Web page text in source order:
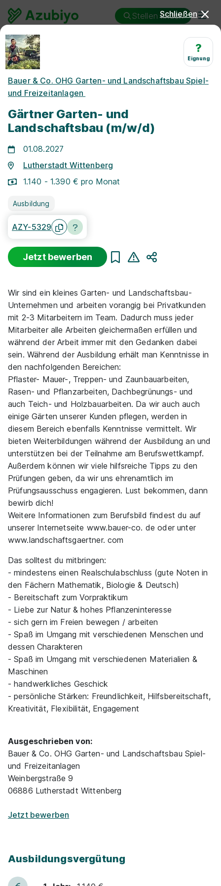
Stellen finden
Ausbildung
Landschaftsgärtner/in
Ausbildung
Landschaftsgärtner/in
Lutherstadt Wittenberg
Freie Stellen finden
Suche zurücksetzen
Infos zum Beruf Landschaftsgärtner
1 Ausbildungsplatz
Gärtner Garten- und Landschaftsbau (m/w/d)
Bauer & Co. OHG Garten- und Landschaftsbau Spiel- und
Freizeitanlagen
06886 Lutherstadt Wittenberg
1.140 - 1.390 € pro Monat
Landschaftsgärtner / Gärtner (m/w/d)
und Landschaftsbau Lichey Inh. Hagen Lichey
01.08.2027
06847 Dessau
1.140 - 1.390 € pro Monat
Garten-, Landschafts -und Sportplatzbau GmbH
01.08.2027
1.140 - 1.390 € pro Monat
Schließen
?
Eignung
Bauer & Co. OHG Garten- und Landschaftsbau Spiel-
und Freizeitanlagen
Gärtner Garten- und
Landschaftsbau (m/w/d)
01.08.2027
Lutherstadt Wittenberg
1.140 - 1.390 € pro Monat
Ausbildung
AZY-5329
Jetzt bewerben
Wir sind ein kleines Garten- und Landschaftsbau-
Unternehmen und arbeiten vorangig bei Privatkunden
mit 2-3 Mitarbeitern im Team. Dadurch muss jeder
Mitarbeiter alle Arbeiten gleichermaßen erfüllen und
während der Arbeit immer mit den Gedanken dabei
sein. Während der Ausbildung erhält man Kenntnisse in
den nachfolgenden Bereichen:
Pflaster- Mauer-, Treppen- und Zaunbauarbeiten,
Rasen- und Pflanzarbeiten, Dachbegrünungs- und
auch Teich- und Holzbauarbeiten. Da wir auch auch
einige Gärten unserer Kunden pflegen, werden in
diesem Bereich ebenfalls Kenntnisse vermittelt. Wir
bieten Weiterbildungen während der Ausbildung an und
unterstützen bei der Teilnahme am Berufswettkampf.
Außerdem können wir viele hilfsreiche Tipps zu den
Prüfungen geben, da wir uns ehrenamtlich im
Prüfungsausschuss engagieren. Lust bekommen, dann
bewirb dich!
Weitere Informationen zum Berufsbild findest du auf
unserer Internetseite www.bauer-co. de oder unter
www.landschaftsgaertner. com
Das solltest du mitbringen:
- mindestens einen Realschulabschluss (gute Noten in
den Fächern Mathematik, Biologie & Deutsch)
- Bereitschaft zum Vorpraktikum
- Liebe zur Natur & hohes Pflanzeninteresse
- sich gern im Freien bewegen / arbeiten
- Spaß im Umgang mit verschiedenen Menschen und
dessen Charakteren
- Spaß im Umgang mit verschiedenen Materialien &
Maschinen
- handwerkliches Geschick
- persönliche Stärken: Freundlichkeit, Hilfsbereitschaft,
Kreativität, Flexibilität, Engagement
Ausgeschrieben von:
Bauer & Co. OHG Garten- und Landschaftsbau Spiel-
und Freizeitanlagen
Weinbergstraße 9
06886 Lutherstadt Wittenberg
Jetzt bewerben
Ausbildungsvergütung